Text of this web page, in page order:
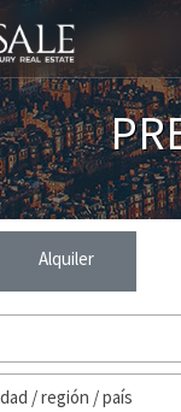
Alquiler
/ región / país